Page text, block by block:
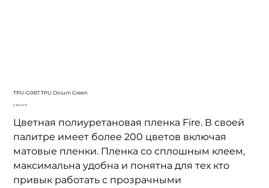
TPU-G067 TPU Onium Green
Цена
6 500,00 ₽
Цветная полиуретановая пленка Fire. В своей
палитре имеет более 200 цветов включая
матовые пленки. Пленка со сплошным клеем,
максимальна удобна и понятна для тех кто
привык работать с прозрачными